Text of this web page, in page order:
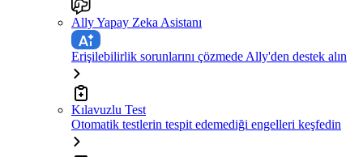
Ally Yapay Zeka Asistanı
Erişilebilirlik sorunlarını çözmede Ally'den destek alın
Kılavuzlu Test
Otomatik testlerin tespit edemediği engelleri keşfedin